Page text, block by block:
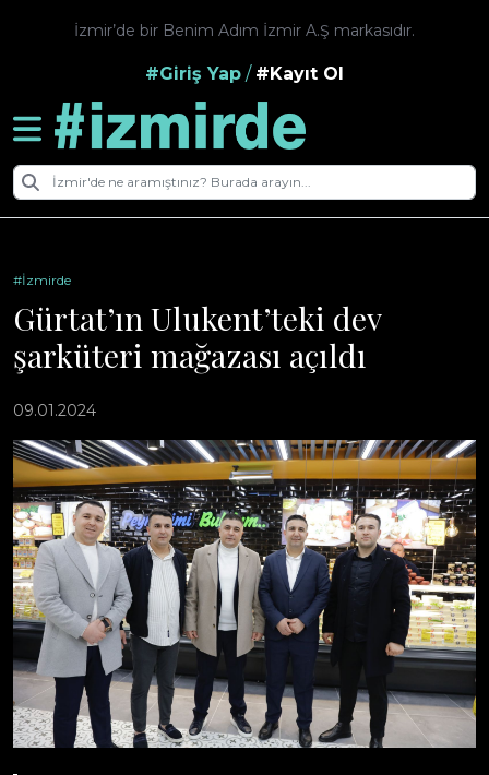
İzmir’de bir Benim Adım İzmir A.Ş markasıdır.
#Giriş Yap / #Kayıt Ol
#İzmirde
Gürtat’ın Ulukent’teki dev
şarküteri mağazası açıldı
09.01.2024